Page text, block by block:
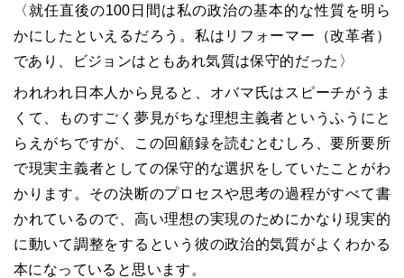
〈就任直後の100日間は私の政治の基本的な性質を明ら
かにしたといえるだろう。私はリフォーマー（改革者）
であり、ビジョンはともあれ気質は保守的だった〉
われわれ日本人から見ると、オバマ氏はスピーチがうま
くて、ものすごく夢見がちな理想主義者というふうにと
らえがちですが、この回顧録を読むとむしろ、要所要所
で現実主義者としての保守的な選択をしていたことがわ
かります。その決断のプロセスや思考の過程がすべて書
かれているので、高い理想の実現のためにかなり現実的
に動いて調整をするという彼の政治的気質がよくわかる
本になっていると思います。